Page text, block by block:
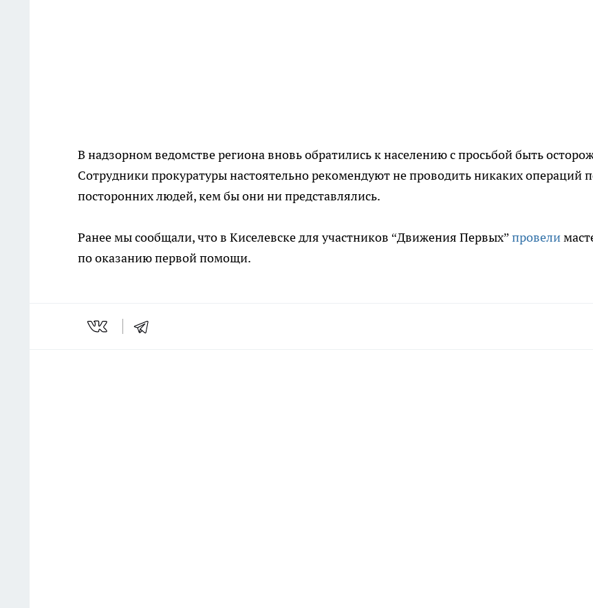
В надзорном ведомстве региона вновь обратились к населению с просьбой быть
Сотрудники прокуратуры настоятельно рекомендуют не проводить никаких операций
посторонних людей, кем бы они ни представлялись.
Ранее мы сообщали, что в Киселевске для участников “Движения Первых” провели
по оказанию первой помощи.